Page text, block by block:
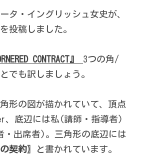
タ・イングリッシュ女史が、
投稿しました。
CONTRACT』 3つの角/
でも訳しましょう。
形の図が描かれていて、頂点
、底辺には私(講師・指導者)
・出席者)。三角形の底辺には
契約〗
と書かれています。